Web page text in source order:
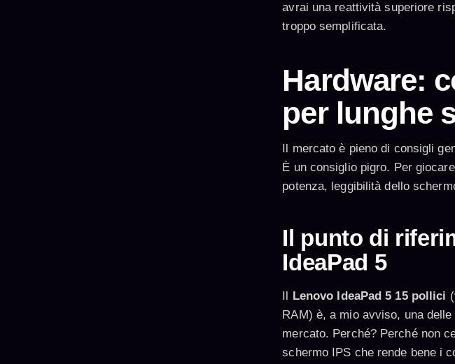
avrai una reattività superiore
troppo semplificata.
Hardware:
per lunghe
Il mercato è pieno di consigli
È un consiglio pigro. Per
potenza, leggibilità dello
Il punto di
IdeaPad 5
Lenovo IdeaPad 5 15 pollici
RAM) è, a mio avviso, una
mercato. Perché? Perché non
schermo IPS che rende bene i